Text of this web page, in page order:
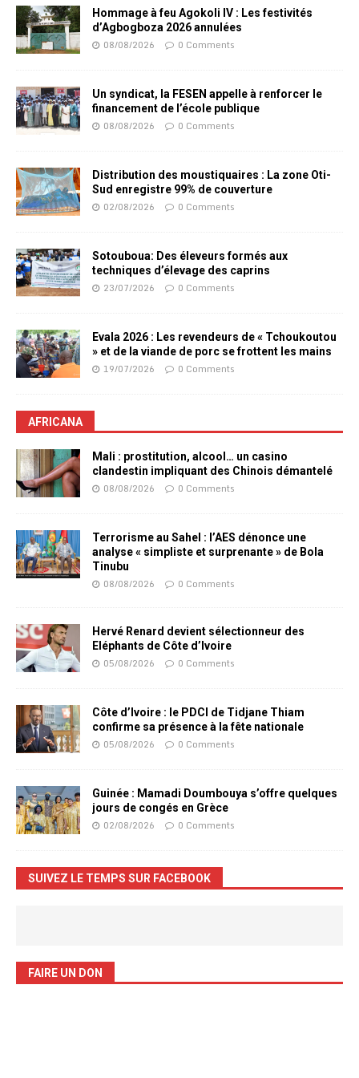
Hommage à feu Agokoli IV : Les festivités
d’Agbogboza 2026 annulées
08/08/2026 0 Comments
Un syndicat, la FESEN appelle à renforcer le
financement de l’école publique
08/08/2026 0 Comments
Distribution des moustiquaires : La zone Oti-
Sud enregistre 99% de couverture
02/08/2026 0 Comments
Sotouboua: Des éleveurs formés aux
techniques d’élevage des caprins
23/07/2026 0 Comments
Evala 2026 : Les revendeurs de « Tchoukoutou
» et de la viande de porc se frottent les mains
19/07/2026 0 Comments
AFRICANA
Mali : prostitution, alcool… un casino
clandestin impliquant des Chinois démantelé
08/08/2026 0 Comments
Terrorisme au Sahel : l’AES dénonce une
analyse « simpliste et surprenante » de Bola
Tinubu
08/08/2026 0 Comments
Hervé Renard devient sélectionneur des
Eléphants de Côte d’Ivoire
05/08/2026 0 Comments
Côte d’Ivoire : le PDCI de Tidjane Thiam
confirme sa présence à la fête nationale
05/08/2026 0 Comments
Guinée : Mamadi Doumbouya s’offre quelques
jours de congés en Grèce
02/08/2026 0 Comments
SUIVEZ LE TEMPS SUR FACEBOOK
FAIRE UN DON